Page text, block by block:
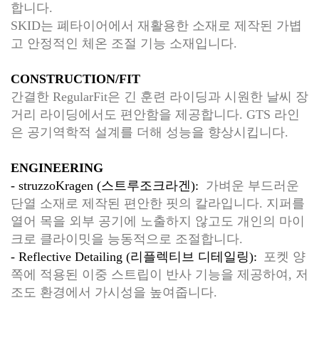
합니다.
SKID는 폐타이어에서 재활용한 소재로 제작된 가볍
고 안정적인 체온 조절 기능 소재입니다.
CONSTRUCTION/FIT
간결한 RegularFit은 긴 훈련 라이딩과 시원한 날씨 장
거리 라이딩에서도 편안함을 제공합니다. GTS 라인
은 공기역학적 설계를 더해 성능을 향상시킵니다.
ENGINEERING
- struzzoKragen (스트루조크라겐): 가벼운 부드러운
단열 소재로 제작된 편안한 핏의 칼라입니다. 지퍼를
열어 목을 외부 공기에 노출하지 않고도 개인의 마이
크로 클라이밋을 능동적으로 조절합니다.
- Reflective Detailing (리플렉티브 디테일링): 포켓 양
쪽에 적용된 이중 스트립이 반사 기능을 제공하여, 저
조도 환경에서 가시성을 높여줍니다.